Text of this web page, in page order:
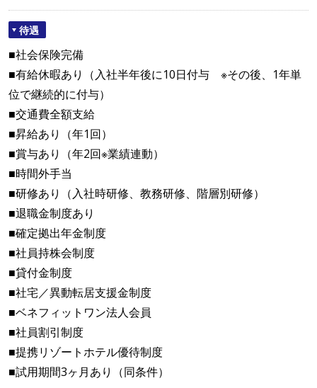
待遇
■社会保険完備
■有給休暇あり（入社半年後に10日付与 ※その後、1年単
位で継続的に付与）
■交通費全額支給
■昇給あり（年1回）
■賞与あり（年2回※業績連動）
■時間外手当
■研修あり（入社時研修、教務研修、階層別研修）
■退職金制度あり
■確定拠出年金制度
■社員持株会制度
■貸付金制度
■社宅／異動転居支援金制度
■ベネフィットワン法人会員
■社員割引制度
■提携リゾートホテル優待制度
■試用期間3ヶ月あり（同条件）